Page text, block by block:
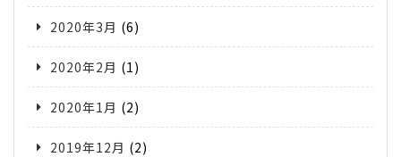
2020年3月 (6)
2020年2月 (1)
2020年1月 (2)
2019年12月 (2)